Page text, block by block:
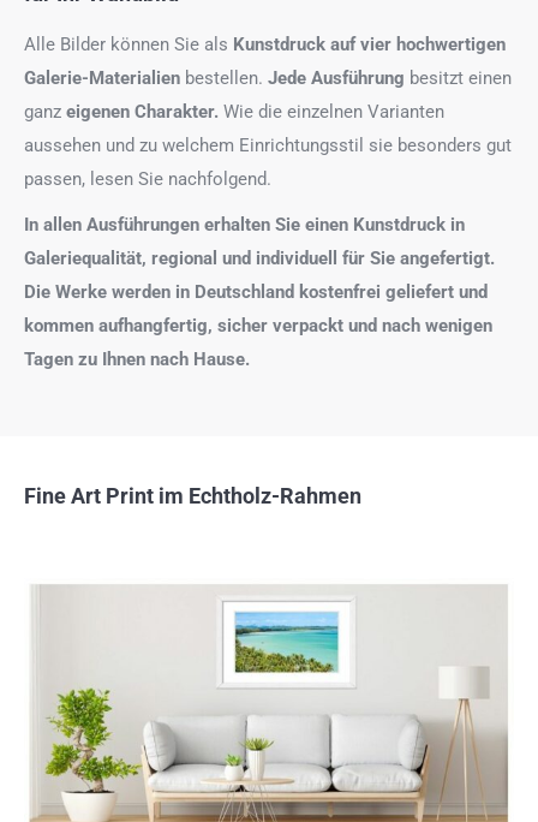
Alle Bilder können Sie als Kunstdruck auf vier hochwertigen
Galerie-Materialien bestellen. Jede Ausführung besitzt einen
ganz eigenen Charakter. Wie die einzelnen Varianten
aussehen und zu welchem Einrichtungsstil sie besonders gut
passen, lesen Sie nachfolgend.
In allen Ausführungen erhalten Sie einen Kunstdruck in
Galeriequalität, regional und individuell für Sie angefertigt.
Die Werke werden in Deutschland kostenfrei geliefert und
kommen aufhangfertig, sicher verpackt und nach wenigen
Tagen zu Ihnen nach Hause.
Fine Art Print im Echtholz-Rahmen